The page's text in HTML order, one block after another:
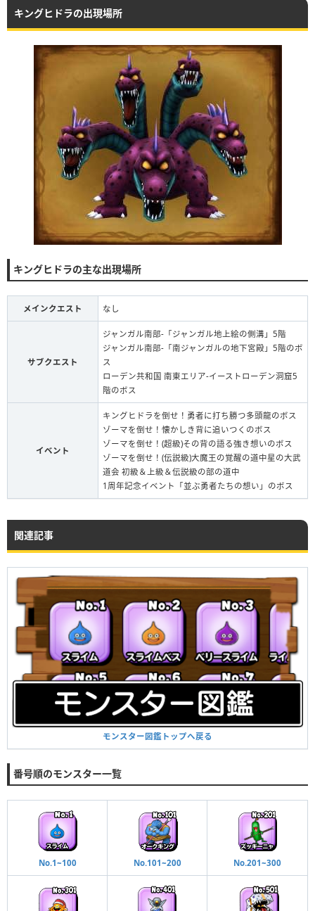
キングヒドラの出現場所
キングヒドラの主な出現場所
メインクエスト なし
サブクエスト
ジャンガル南部-「ジャンガル地上絵の側溝」5階
ジャンガル南部-「南ジャンガルの地下宮殿」5階のボ
ス
ローデン共和国 南東エリア-イーストローデン洞窟5
階のボス
イベント
キングヒドラを倒せ！勇者に打ち勝つ多頭龍のボス
ゾーマを倒せ！懐かしき背に追いつくのボス
ゾーマを倒せ！(超級)その背の語る強き想いのボス
ゾーマを倒せ！(伝説級)大魔王の覚醒の道中星の大武
道会 初級＆上級＆伝説級の部の道中
1周年記念イベント「並ぶ勇者たちの想い」のボス
関連記事
モンスター図鑑トップへ戻る
番号順のモンスター一覧
No.1~100 No.101~200 No.201~300